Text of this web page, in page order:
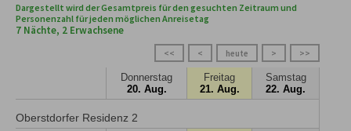
Dargestellt wird der Gesamtpreis für den gesuchten Zeitraum und
Personenzahl für jeden möglichen Anreisetag
7 Nächte, 2 Erwachsene
>>
>
heute
<
<<
Donnerstag
20. Aug.
Freitag
21. Aug.
Samstag
22. Aug.
Oberstdorfer Residenz 2